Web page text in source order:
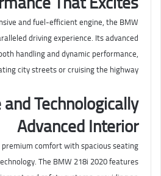
and fuel-efficient engine, the BMW
driving experience. Its advanced
handling and dynamic performance,
city streets or cruising the highway.
Technologically
Advanced Interior
comfort with spacious seating
The BMW 218i 2020 features